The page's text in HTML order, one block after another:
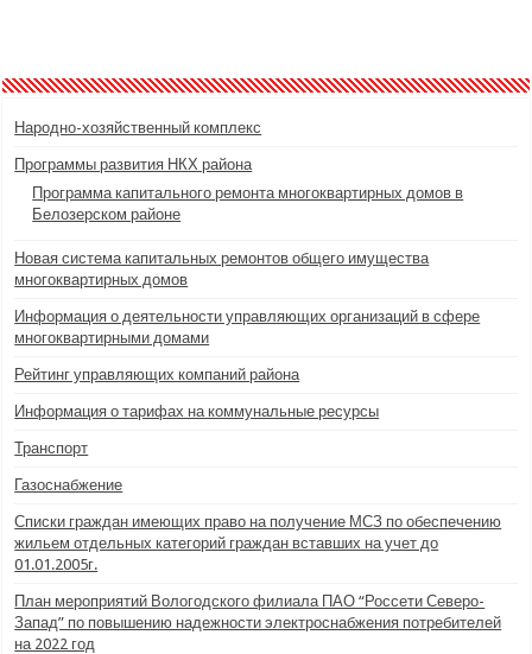
Народно-хозяйственный комплекс
Программы развития НКХ района
Программа капитального ремонта многоквартирных домов в
Белозерском районе
Новая система капитальных ремонтов общего имущества
многоквартирных домов
Информация о деятельности управляющих организаций в сфере
многоквартирными домами
Рейтинг управляющих компаний района
Информация о тарифах на коммунальные ресурсы
Транспорт
Газоснабжение
Списки граждан имеющих право на получение МСЗ по обеспечению
жильем отдельных категорий граждан вставших на учет до
01.01.2005г.
План мероприятий Вологодского филиала ПАО “Россети Северо-
Запад” по повышению надежности электроснабжения потребителей
на 2022 год